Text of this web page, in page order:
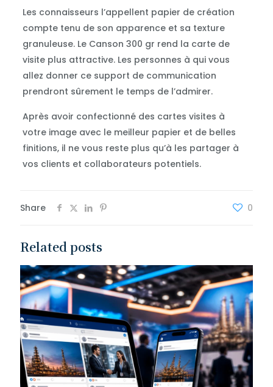
Les connaisseurs l’appellent papier de création
compte tenu de son apparence et sa texture
granuleuse. Le Canson 300 gr rend la carte de
visite plus attractive. Les personnes à qui vous
allez donner ce support de communication
prendront sûrement le temps de l’admirer.
Après avoir confectionné des cartes visites à
votre image avec le meilleur papier et de belles
finitions, il ne vous reste plus qu’à les partager à
vos clients et collaborateurs potentiels.
Share 0
Related posts